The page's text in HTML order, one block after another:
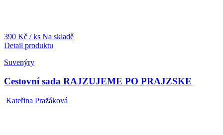
390 Kč / ks Na skladě
Detail produktu
Suvenýry
Cestovní sada RAJZUJEME PO PRAJZSKE
Kateřina Pražáková